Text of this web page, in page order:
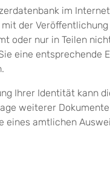
im Internet
mit der
oder nur in Teilen
eine entsprechende
Ihrer Identität kann
weiterer
eines amtlichen